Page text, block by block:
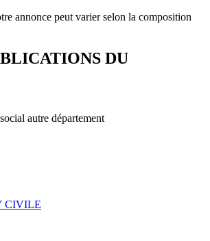
annonce peut varier selon la composition
DU
autre département
CIVILE